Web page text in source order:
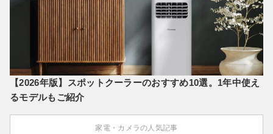
【2026年版】スポットクーラーのおすすめ10選。1年中使え
るモデルもご紹介
家電・カメラの人気記事